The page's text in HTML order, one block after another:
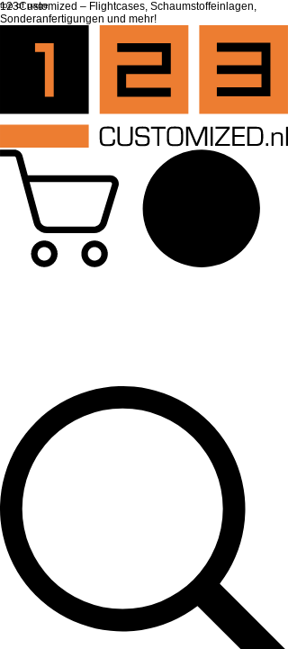
top of page
123Customized – Flightcases, Schaumstoffeinlagen,
Sonderanfertigungen und mehr!